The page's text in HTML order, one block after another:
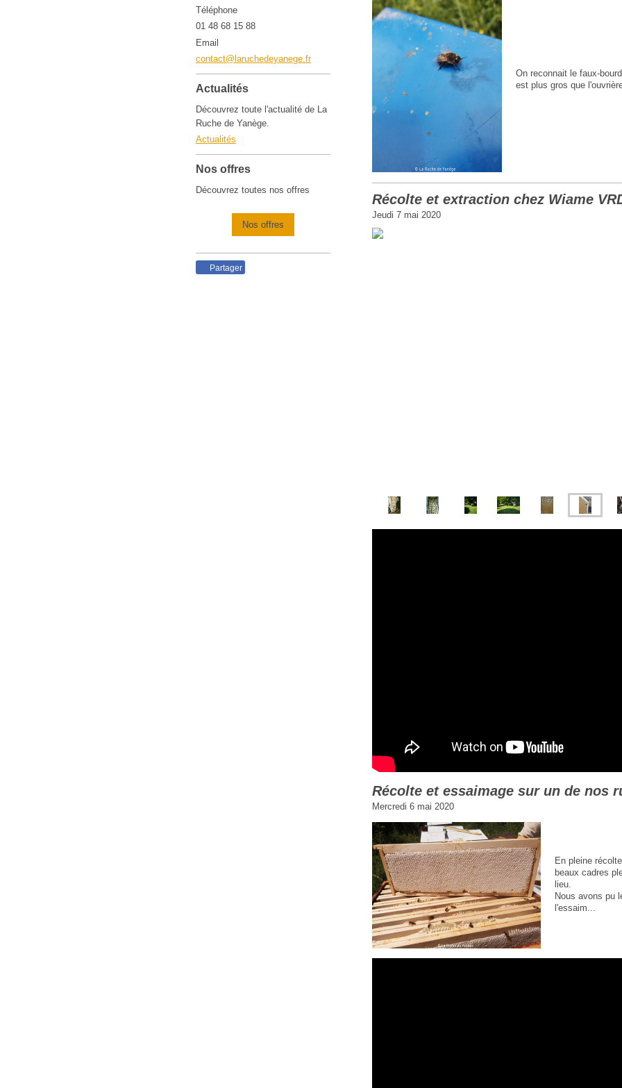
On reconnait le faux-
est plus gros que
Récolte et extraction chez Wiame
Jeudi 7 mai 2020
Récolte et essaimage sur un de nos
Mercredi 6 mai 2020
En pleine
beaux cadres
lieu.
Nous avons pu
l'essaim...
Téléphone
01 48 68 15 88
Email
contact@laruchedeyanege.fr
Actualités
Découvrez toute l'actualité de
La
Ruche de Yanège
Actualités
Nos offres
Découvrez toutes nos offres
Nos offres
Partager